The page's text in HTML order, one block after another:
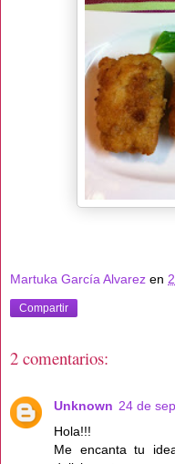
Martuka García Alvarez en
Compartir
2 comentarios:
Unknown 24 de
Hola!!!
Me encanta tu